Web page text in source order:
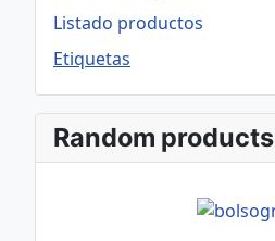
Listado productos
Etiquetas
Random products